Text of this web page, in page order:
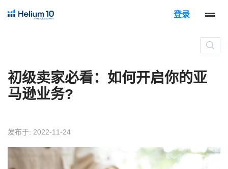
登录
初级卖家必看：如何开启你的亚
马逊业务?
发布于: 2022-11-24